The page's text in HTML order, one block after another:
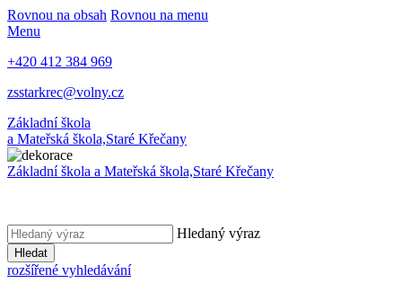
Rovnou na obsah Rovnou na menu
Menu
+420 412 384 969
zsstarkrec@volny.cz
Základní škola
a Mateřská škola,Staré Křečany
Základní škola a Mateřská škola,Staré Křečany
Hledaný výraz
Hledat
rozšířené vyhledávání